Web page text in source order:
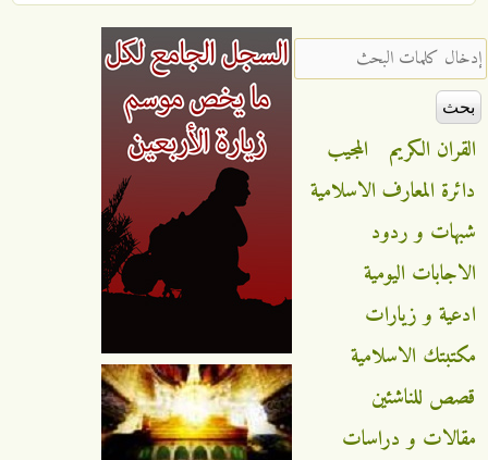
‏إدخال كلمات البحث ‏
القران الكريم
المجيب
دائرة المعارف الاسلامية
شبهات و ردود
الاجابات اليومية
ادعية و زيارات
مكتبتك الاسلامية
قصص للناشئين
مقالات و دراسات